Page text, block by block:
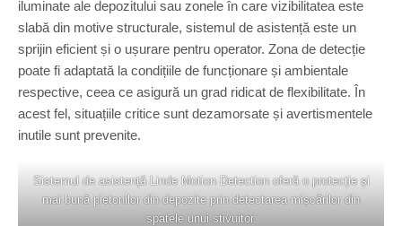
iluminate ale depozitului sau zonele în care vizibilitatea este
slabă din motive structurale, sistemul de asistență este un
sprijin eficient și o ușurare pentru operator. Zona de detecție
poate fi adaptată la condițiile de funcționare și ambientale
respective, ceea ce asigură un grad ridicat de flexibilitate. În
acest fel, situațiile critice sunt dezamorsate și avertismentele
inutile sunt prevenite.
Sistemul de asistență Linde Motion Detection oferă o protecție și
mai bună pietonilor din depozite prin detectarea mișcărilor din
spatele unui stivuitor.